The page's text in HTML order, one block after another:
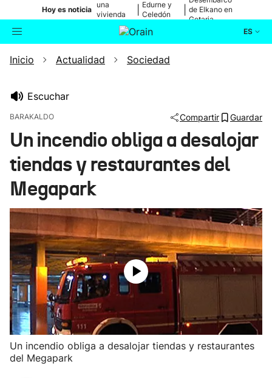
Hoy es noticia
una
vivienda
de Bilbao
Edurne y
Celedón
de Elkano en
Getaria
ES
Buscador Actualidad
Ikusmiran
Inicio Actualidad Sociedad
Escuchar
BARAKALDO Compartir Guardar
Un incendio obliga a desalojar
tiendas y restaurantes del
Megapark
Un incendio obliga a desalojar tiendas y restaurantes
del Megapark